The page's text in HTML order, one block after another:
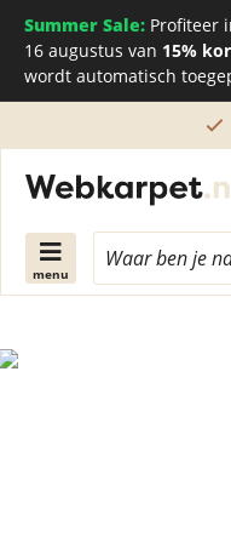
Summer Sale: Profiteer
16 augustus van 15%
wordt automatisch
menu